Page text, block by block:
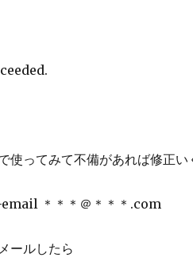
使ってみて不備があれば修正い
＊＊＊＠＊＊＊.com
ールしたら